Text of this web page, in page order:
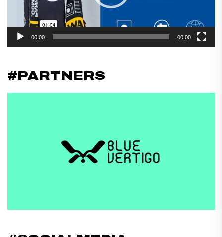
00:00 00:00
#PARTNERS